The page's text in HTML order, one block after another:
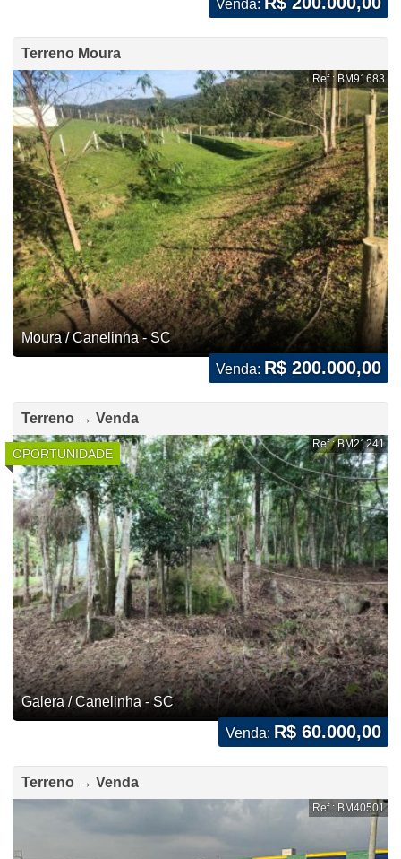
Venda:
Terreno Moura
Ref.: BM91683
Moura / Canelinha - SC
Venda: R$ 200.000,00
Terreno → Venda
OPORTUNIDADE
Ref.: BM21241
Galera / Canelinha - SC
Venda: R$ 60.000,00
Terreno → Venda
Ref.: BM40501